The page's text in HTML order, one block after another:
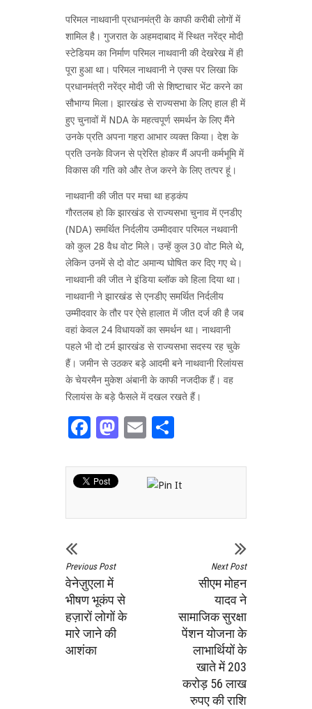
परिमल नाथवानी प्रधानमंत्री के काफी करीबी लोगों में
शामिल है। गुजरात के अहमदाबाद में स्थित नरेंद्र मोदी
स्टेडियम का निर्माण परिमल नाथवानी की देखरेख में ही
पूरा हुआ था। परिमल नाथवानी ने एक्स पर लिखा कि
प्रधानमंत्री नरेंद्र मोदी जी से शिष्टाचार भेंट करने का
सौभाग्य मिला। झारखंड से राज्यसभा के लिए हाल ही में
हुए चुनावों में NDA के महत्वपूर्ण समर्थन के लिए मैंने
उनके प्रति अपना गहरा आभार व्यक्त किया। देश के
प्रति उनके विजन से प्रेरित होकर मैं अपनी कर्मभूमि में
विकास की गति को और तेज करने के लिए तत्पर हूं।
नाथवानी की जीत पर मचा था हड़कंप
गौरतलब हो कि झारखंड से राज्यसभा चुनाव में एनडीए
(NDA) समर्थित निर्दलीय उम्मीदवार परिमल नथवानी
को कुल 28 वैध वोट मिले। उन्हें कुल 30 वोट मिले थे,
लेकिन उनमें से दो वोट अमान्य घोषित कर दिए गए थे।
नाथवानी की जीत ने इंडिया ब्लॉक को हिला दिया था।
नाथवानी ने झारखंड से एनडीए समर्थित निर्दलीय
उम्मीदवार के तौर पर ऐसे हालात में जीत दर्ज की है जब
वहां केवल 24 विधायकों का समर्थन था। नाथवानी
पहले भी दो टर्म झारखंड से राज्यसभा सदस्य रह चुके
हैं। जमीन से उठकर बड़े आदमी बने नाथवानी रिलांयस
के चेयरमैन मुकेश अंबानी के काफी नजदीक हैं। वह
रिलायंस के बड़े फैसले में दखल रखते हैं।
Facebook
Mastodon
Email
Previous Post
वेनेज़ुएला में
भीषण भूकंप से
हज़ारों लोगों के
मारे जाने की
आशंका
Next Post
सीएम मोहन
यादव ने
सामाजिक सुरक्षा
पेंशन योजना के
लाभार्थियों के
खाते में 203
करोड़ 56 लाख
रुपए की राशि